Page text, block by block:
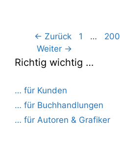
← Zurück Seite
1 … Seite
200
Weiter →
Richtig wichtig …
… für Kunden
… für Buchhandlungen
… für Autoren & Grafiker